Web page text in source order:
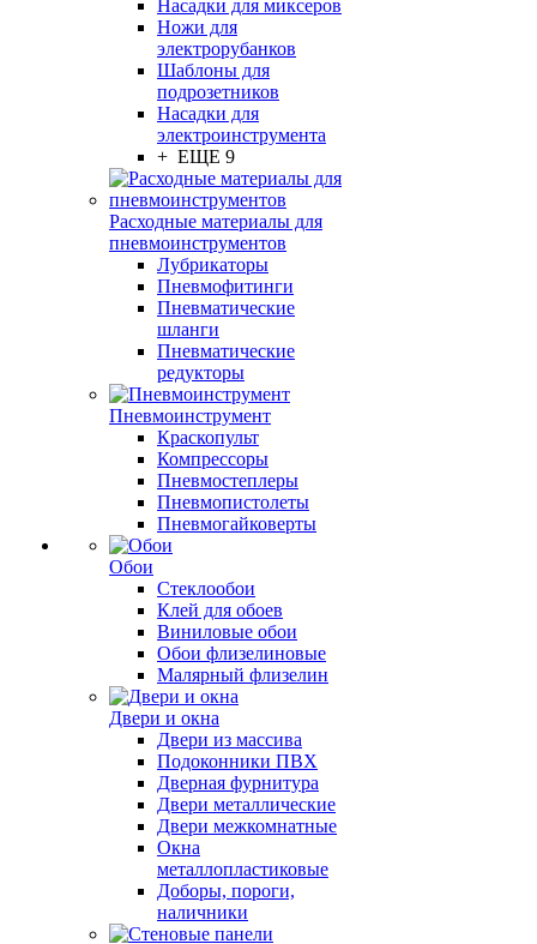
Насадки для миксеров
Ножи для
электрорубанков
Шаблоны для
подрозетников
Насадки для
электроинструмента
+ ЕЩЕ 9
Расходные материалы для
пневмоинструментов
Лубрикаторы
Пневмофитинги
Пневматические
шланги
Пневматические
редукторы
Пневмоинструмент
Краскопульт
Компрессоры
Пневмостеплеры
Пневмопистолеты
Пневмогайковерты
Обои
Стеклообои
Клей для обоев
Виниловые обои
Обои флизелиновые
Малярный флизелин
Двери и окна
Двери из массива
Подоконники ПВХ
Дверная фурнитура
Двери металлические
Двери межкомнатные
Окна
металлопластиковые
Доборы, пороги,
наличники